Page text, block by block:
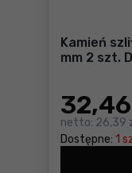
Kamień
mm 2 szt.
32,46
netto: 26,39
Dostępne: 1